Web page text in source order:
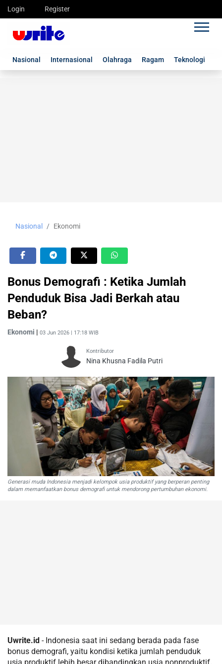
Login Register
Nasional Internasional Olahraga Ragam Teknologi
Nasional Ekonomi
Bonus Demografi : Ketika Jumlah
Penduduk Bisa Jadi Berkah atau
Beban?
Ekonomi | 03 Jun 2026 | 17:18 WIB
Kontributor
Nina Khusna Fadila Putri
Generasi muda Indonesia menjadi kelompok usia produktif yang berperan penting
dalam memanfaatkan bonus demografi untuk mendorong pertumbuhan ekonomi.
Uwrite.id - Indonesia saat ini sedang berada pada fase
bonus demografi, yaitu kondisi ketika jumlah penduduk
usia produktif lebih besar dibandingkan usia nonproduktif.